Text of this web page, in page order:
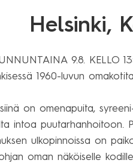
Helsinki,
9.8. KELLO
1960-luvun
on omenapuita,
intoa puutarhanhoitoon.
ulkopinnoissa on
oman näköiselle